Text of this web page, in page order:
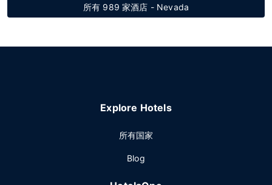
所有 989 家酒店 - Nevada
Explore Hotels
所有国家
Blog